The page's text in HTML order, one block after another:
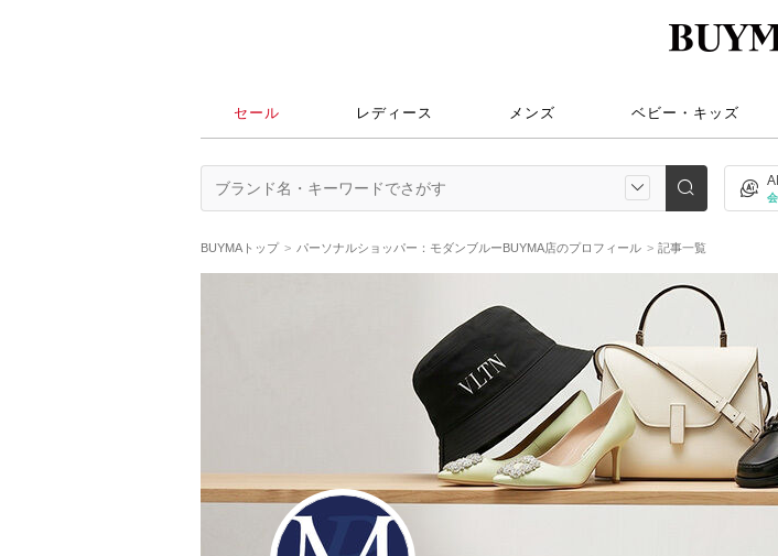
セール レディース メンズ ベビー・キッズ
BUYMAトップ パーソナルショッパー：モダンブルーBUYMA店のプロフィール 記事一覧